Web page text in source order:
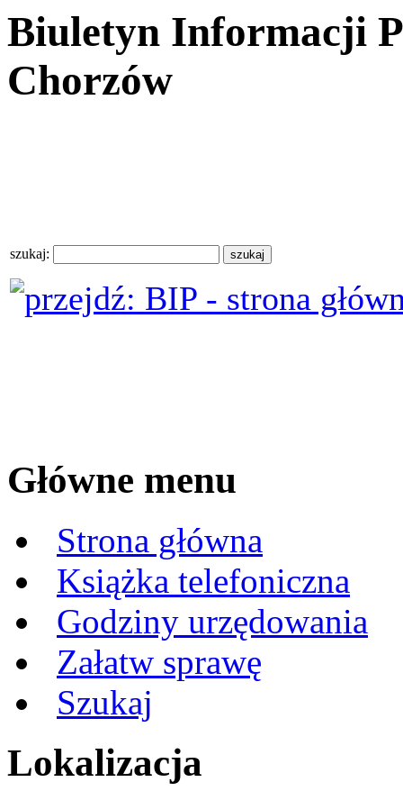
Biuletyn Informacji
Chorzów
szukaj:
Główne menu
Strona główna
Książka telefoniczna
Godziny urzędowania
Załatw sprawę
Szukaj
Lokalizacja